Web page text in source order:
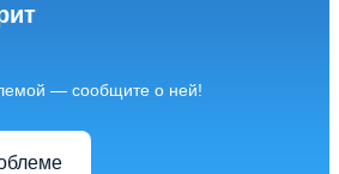
— сообщите о ней!